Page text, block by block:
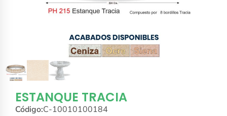
ESTANQUE TRACIA
Código:C-10010100184